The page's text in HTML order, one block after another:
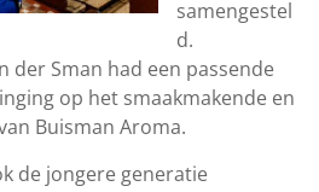
samengestel
d.
der Sman had een passende
op het smaakmakende en
Buisman Aroma.
de jongere generatie